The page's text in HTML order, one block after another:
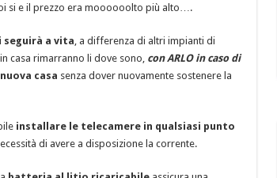
si e il prezzo era moooooolto più alto….
seguirà a vita , a differenza di altri impianti di
casa rimarranno li dove sono, con ARLO in caso di
casa senza dover nuovamente sostenere la
installare le telecamere in qualsiasi punto
di avere a disposizione la corrente.